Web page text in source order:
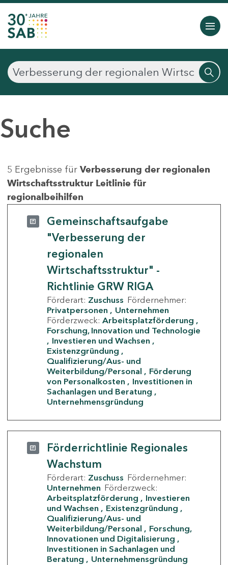
Suche
5 Ergebnisse für Verbesserung der regionalen
Wirtschaftsstruktur Leitlinie für
regionalbeihilfen
Gemeinschaftsaufgabe
"Verbesserung der
regionalen
Wirtschaftsstruktur" -
Richtlinie GRW RIGA
Förderart: Zuschuss Fördernehmer:
Privatpersonen
Unternehmen
Förderzweck: Arbeitsplatzförderung
Forschung, Innovation und Technologie
Investieren und Wachsen
Existenzgründung
Qualifizierung/Aus- und
Weiterbildung/Personal
Förderung
von Personalkosten
Investitionen in
Sachanlagen und Beratung
Unternehmensgründung
Förderrichtlinie Regionales
Wachstum
Förderart: Zuschuss Fördernehmer:
Unternehmen Förderzweck:
Arbeitsplatzförderung
Investieren
und Wachsen
Existenzgründung
Qualifizierung/Aus- und
Weiterbildung/Personal
Forschung,
Innovationen und Digitalisierung
Investitionen in Sachanlagen und
Beratung
Unternehmensgründung